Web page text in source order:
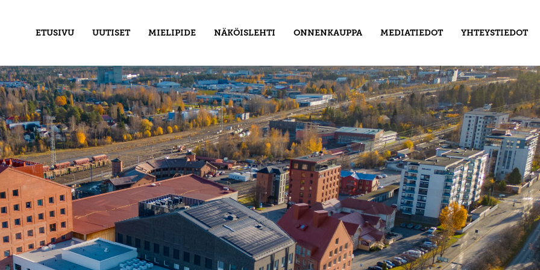
ETUSIVU UUTISET MIELIPIDE NÄKÖISLEHTI ONNENKAUPPA MEDIATIEDOT YHTEYSTIEDOT